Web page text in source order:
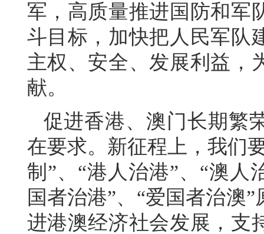
军，高质量推进国防和军
斗目标，加快把人民军队
主权、安全、发展利益，
献。
促进香港、澳门长期繁
在要求。新征程上，我们
制”、“港人治港”、“澳人
国者治港”、“爱国者治澳
进港澳经济社会发展，支